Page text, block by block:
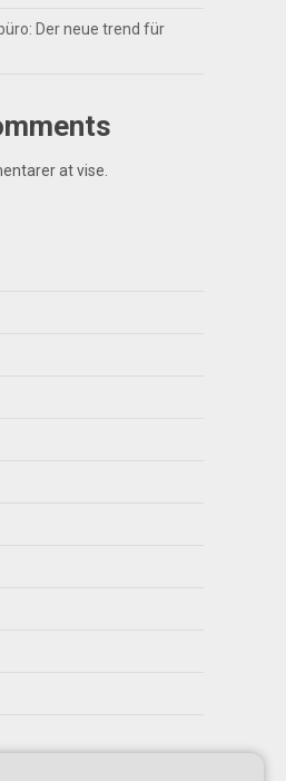
Der neue trend für
at vise.